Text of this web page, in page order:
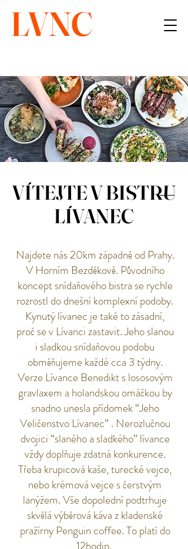
LVNC
VÍTEJTE V BISTRU
LÍVANEC
Najdete nás 20km západně od Prahy.
V Horním Bezděkově. Původního
koncept snídaňového bistra se rychle
rozrostl do dnešní komplexní podoby.
Kynutý lívanec je také to zásadní,
proč se v Lívanci zastavit. Jeho slanou
i sladkou snídaňovou podobu
obměňujeme každé cca 3 týdny.
Verze Lívance Benedikt s lososovým
gravlaxem a holandskou omáčkou by
snadno unesla přídomek “Jeho
Veličenstvo Lívanec” . Nerozlučnou
dvojici “slaného a sladkého” lívance
vždy doplňuje zdatná konkurence.
Třeba krupicová kaše, turecké vejce,
nebo krémová vejce s čerstvým
lanýžem. Vše dopolední podtrhuje
skvělá výběrová káva z kladenské
pražírny Penguin coffee. To platí do
12hodin.